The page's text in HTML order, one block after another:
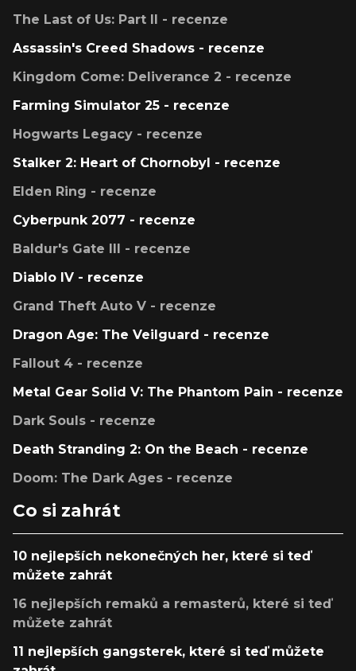
The Last of Us: Part II - recenze
Assassin's Creed Shadows - recenze
Kingdom Come: Deliverance 2 - recenze
Farming Simulator 25 - recenze
Hogwarts Legacy - recenze
Stalker 2: Heart of Chornobyl - recenze
Elden Ring - recenze
Cyberpunk 2077 - recenze
Baldur's Gate III - recenze
Diablo IV - recenze
Grand Theft Auto V - recenze
Dragon Age: The Veilguard - recenze
Fallout 4 - recenze
Metal Gear Solid V: The Phantom Pain - recenze
Dark Souls - recenze
Death Stranding 2: On the Beach - recenze
Doom: The Dark Ages - recenze
Co si zahrát
10 nejlepších nekonečných her, které si teď
můžete zahrát
16 nejlepších remaků a remasterů, které si teď
můžete zahrát
11 nejlepších gangsterek, které si teď můžete